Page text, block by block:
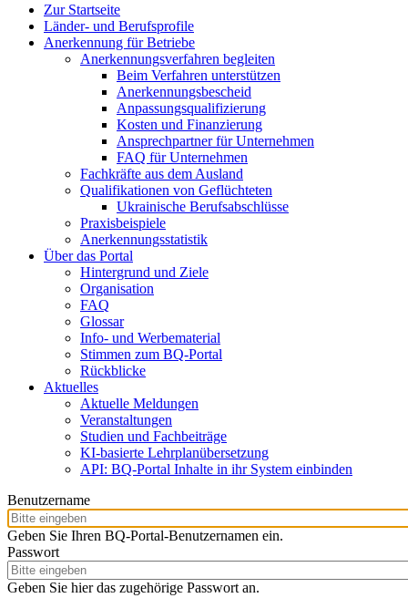
Zur Startseite
Länder- und Berufsprofile
Anerkennung für Betriebe
Anerkennungsverfahren begleiten
Beim Verfahren unterstützen
Anerkennungsbescheid
Anpassungsqualifizierung
Kosten und Finanzierung
Ansprechpartner für Unternehmen
FAQ für Unternehmen
Fachkräfte aus dem Ausland
Qualifikationen von Geflüchteten
Ukrainische Berufsabschlüsse
Praxisbeispiele
Anerkennungsstatistik
Über das Portal
Hintergrund und Ziele
Organisation
FAQ
Glossar
Info- und Werbematerial
Stimmen zum BQ-Portal
Rückblicke
Aktuelles
Aktuelle Meldungen
Veranstaltungen
Studien und Fachbeiträge
KI-basierte Lehrplanübersetzung
API: BQ-Portal Inhalte in ihr System einbinden
Benutzername
Geben Sie Ihren BQ-Portal-Benutzernamen ein.
Passwort
Geben Sie hier das zugehörige Passwort an.